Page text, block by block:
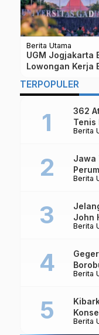
Berita Utama
Fenomena Hujan
Magelang, Ini
TERPOPULER
Berita
362
Tenis
Berita
Jawa
Triliun
Berita
John
Berita
Alat
Berita